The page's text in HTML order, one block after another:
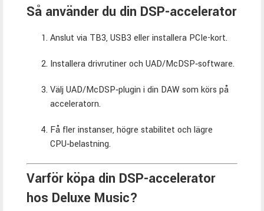
Så använder du din DSP-accelerator
Anslut via TB3, USB3 eller installera PCIe-kort.
Installera drivrutiner och UAD/McDSP‑software.
Välj UAD/McDSP‑plugin i din DAW som körs på
acceleratorn.
Få fler instanser, högre stabilitet och lägre
CPU‑belastning.
Varför köpa din DSP-accelerator
hos Deluxe Music?